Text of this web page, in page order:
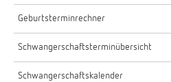
Geburtsterminrechner
Schwangerschaftsterminübersicht
Schwangerschaftskalender